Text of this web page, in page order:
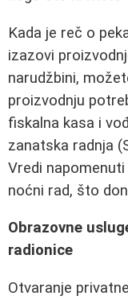
Kada je reč o
izazovi
narudžbini,
proizvodnju
fiskalna kasa i
zanatska radnja
Vredi
noćni rad, što
Obrazovne
radionice
Otvaranje